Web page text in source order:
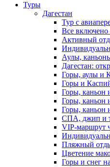
Туры
Дагестан
Тур с
Все включено
Активный
Аулы,
Дагестан:
Горы, аулы и
Горы и
Горы, каньон
Горы, каньон
Горы, каньон
СПА, джип и
VIP-маршрут
Пляжный
Цветение
Горы и снег